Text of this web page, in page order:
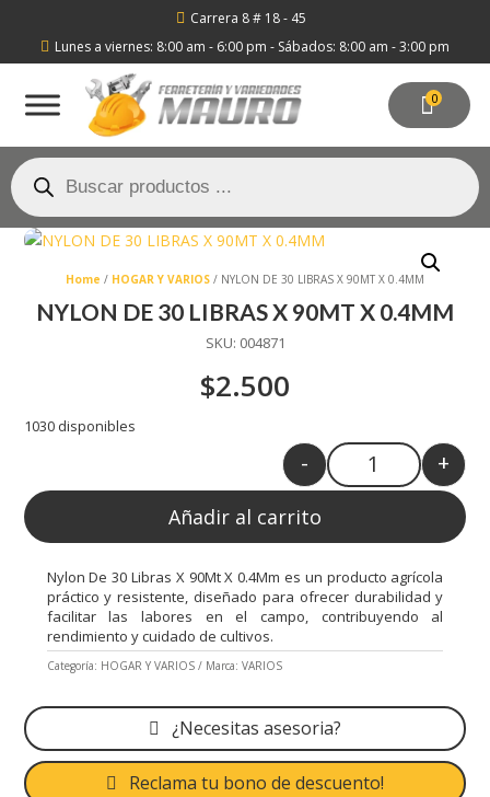
 Carrera 8 # 18 - 45
 Lunes a viernes: 8:00 am - 6:00 pm - Sábados: 8:00 am - 3:00 pm
0
Búsqueda
de
productos
Home / HOGAR Y VARIOS / NYLON DE 30 LIBRAS X 90MT X 0.4MM
NYLON DE 30 LIBRAS X 90MT X 0.4MM
SKU: 004871
$2.500
1030 disponibles
Quantity
- +
Añadir al carrito
Nylon De 30 Libras X 90Mt X 0.4Mm es un producto agrícola
práctico y resistente, diseñado para ofrecer durabilidad y
facilitar las labores en el campo, contribuyendo al
rendimiento y cuidado de cultivos.
Categoría: HOGAR Y VARIOS Marca: VARIOS
¿Necesitas asesoria?
Reclama tu bono de descuento!